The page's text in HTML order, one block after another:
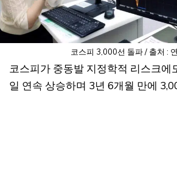
코스피 3,000선 돌파 / 출처 :
코스피가 중동발 지정학적 리스크에
일 연속 상승하며 3년 6개월 만에